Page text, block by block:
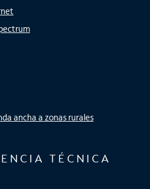
ancha a zonas rurales
TÉCNICA